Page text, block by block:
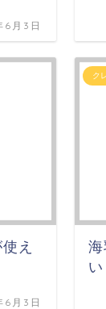
月3日
え
月3日
ク